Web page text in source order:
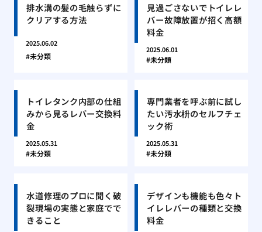
排水溝の髪の毛触らずに
クリアする方法
2025.06.02
未分類
見過ごさないでトイレレ
バー故障放置が招く高額
料金
2025.06.01
未分類
トイレタンク内部の仕組
みから見るレバー交換料
金
2025.05.31
未分類
専門業者を呼ぶ前に試し
たい汚水枡のセルフチェ
ック術
2025.05.31
未分類
水道修理のプロに聞く破
裂現場の実態と家庭でで
きること
デザインも機能も色々ト
イレレバーの種類と交換
料金